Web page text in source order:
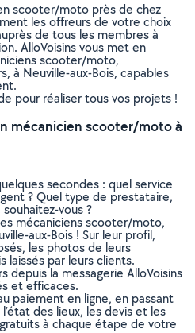
scooter/moto près de chez
les offreurs de votre choix
de tous les membres à
AlloVoisins vous met en
scooter/moto,
à Neuville-aux-Bois, capables
pour réaliser tous vos projets !
mécanicien scooter/moto à
secondes : quel service
? Quel type de prestataire,
vous ?
mécaniciens scooter/moto,
aux-Bois ! Sur leur profil,
les photos de leurs
laissés par leurs clients.
depuis la messagerie AlloVoisins
et efficaces.
paiement en ligne, en passant
des lieux, les devis et les
à chaque étape de votre